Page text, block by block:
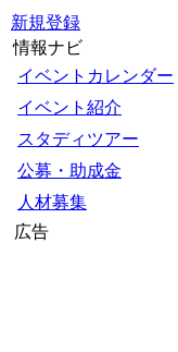
新規登録
情報ナビ
イベントカレンダー
イベント紹介
スタディツアー
公募・助成金
人材募集
広告